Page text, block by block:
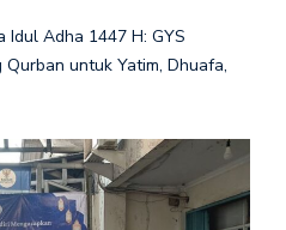
Idul Adha 1447 H: GYS
untuk Yatim, Dhuafa,